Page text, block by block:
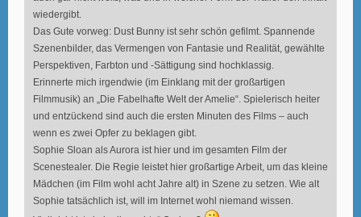
wiedergibt.
Das Gute vorweg: Dust Bunny ist sehr schön gefilmt. Spannende
Szenenbilder, das Vermengen von Fantasie und Realität, gewählte
Perspektiven, Farbton und -Sättigung sind hochklassig.
Erinnerte mich irgendwie (im Einklang mit der großartigen
Filmmusik) an „Die Fabelhafte Welt der Amelie“. Spielerisch heiter
und entzückend sind auch die ersten Minuten des Films – auch
wenn es zwei Opfer zu beklagen gibt.
Sophie Sloan als Aurora ist hier und im gesamten Film der
Scenestealer. Die Regie leistet hier großartige Arbeit, um das kleine
Mädchen (im Film wohl acht Jahre alt) in Szene zu setzen. Wie alt
Sophie tatsächlich ist, will im Internet wohl niemand wissen.